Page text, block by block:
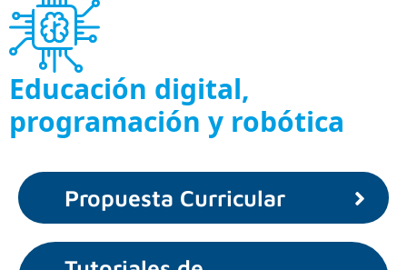
Educación digital,
programación y robótica
Propuesta Curricular